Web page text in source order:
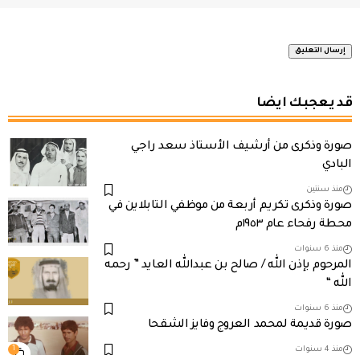
قد يعجبك ايضا
صورة وذكرى من أرشيف الأستاذ سعد راجي
البادي
منذ سنتين
صورة وذكرى تكريم أربعة من موظفي التابلاين في
محطة رفحاء عام ١٩٥٣م
منذ 6 سنوات
المرحوم بإذن الله / صالح بن عبدالله العايد ” رحمه
الله “
منذ 6 سنوات
1
صورة قديمة لمحمد العروج وفايز الشقحا
منذ 4 سنوات